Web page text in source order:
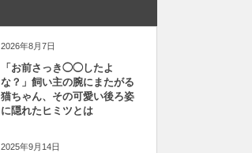
2026年8月7日
「お前さっき◯◯したよ
な？」飼い主の腕にまたがる
猫ちゃん、その可愛い後ろ姿
に隠れたヒミツとは
2025年9月14日